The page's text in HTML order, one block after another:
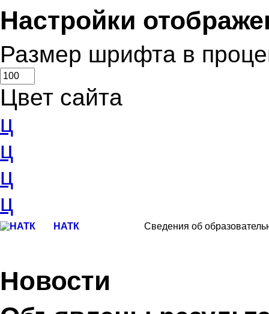
Настройки
Размер шрифта в
Цвет сайта
ц
ц
ц
ц
НАТК Сведения об
Новости